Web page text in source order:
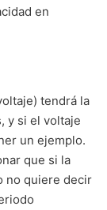
en
tendrá la
y si el voltaje
un ejemplo.
que si la
no quiere decir